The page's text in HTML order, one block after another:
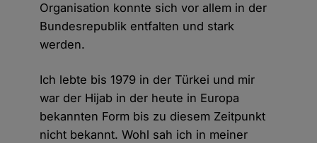
Organisation konnte sich vor allem in der
Bundesrepublik entfalten und stark
werden.
Ich lebte bis 1979 in der Türkei und mir
war der Hijab in der heute in Europa
bekannten Form bis zu diesem Zeitpunkt
nicht bekannt. Wohl sah ich in meiner